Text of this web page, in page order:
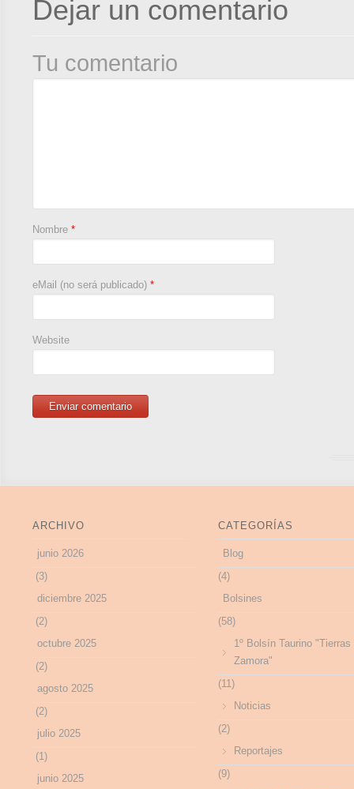
Dejar un comentario
Tu comentario
Nombre *
eMail (no será publicado) *
Website
ARCHIVO
junio 2026
(3)
diciembre 2025
(2)
octubre 2025
(2)
agosto 2025
(2)
julio 2025
(1)
junio 2025
CATEGORÍAS
Blog
(4)
Bolsines
(58)
1º Bolsín Taurino "Tierras
Zamora"
(11)
Noticias
(2)
Reportajes
(9)